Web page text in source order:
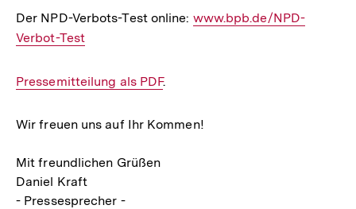
Der NPD-Verbots-Test online: Interner
www.bpb.de/NPD-
Verbot-Test
Interner
Pressemitteilung als PDF.
Wir freuen uns auf Ihr Kommen!
Mit freundlichen Grüßen
Daniel Kraft
- Pressesprecher -